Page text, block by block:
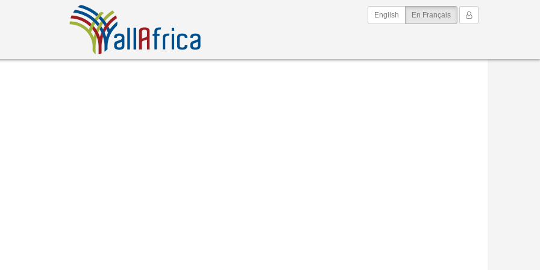
Mon Compte
English En Français(current)